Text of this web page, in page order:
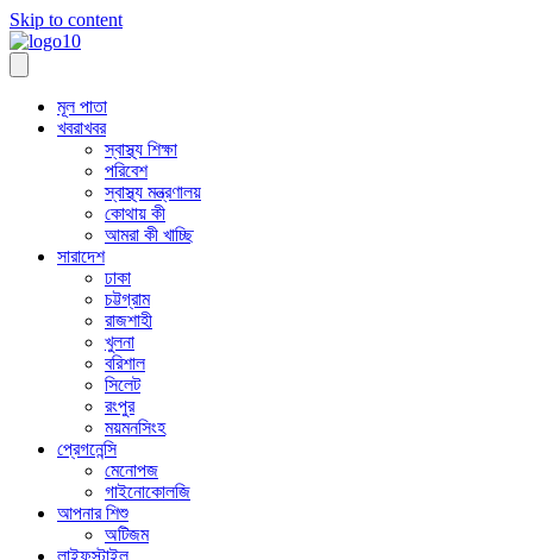
Skip to content
মূল পাতা
খবরাখবর
স্বাস্থ্য শিক্ষা
পরিবেশ
স্বাস্থ্য মন্ত্রণালয়
কোথায় কী
আমরা কী খাচ্ছি
সারাদেশ
ঢাকা
চট্টগ্রাম
রাজশাহী
খুলনা
বরিশাল
সিলেট
রংপুর
ময়মনসিংহ
প্রেগনেন্সি
মেনোপজ
গাইনোকোলজি
আপনার শিশু
অটিজম
লাইফস্টাইল